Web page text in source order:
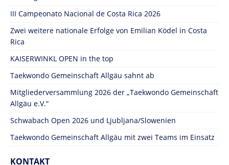
III Campeonato Nacional de Costa Rica 2026
Zwei weitere nationale Erfolge von Emilian Ködel in Costa
Rica
KAISERWINKL OPEN in the top
Taekwondo Gemeinschaft Allgäu sahnt ab
Mitgliederversammlung 2026 der „Taekwondo Gemeinschaft
Allgäu e.V.“
Schwabach Open 2026 und Ljubljana/Slowenien
Taekwondo Gemeinschaft Allgäu mit zwei Teams im Einsatz
KONTAKT